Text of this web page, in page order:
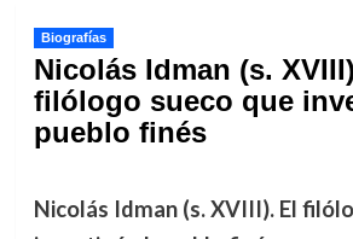
Biografías
Nicolás Idman (s.
filólogo sueco que
pueblo finés
Nicolás Idman (s. XVIII). El